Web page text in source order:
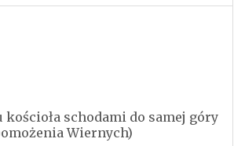
kościoła schodami do samej góry
Wiernych)